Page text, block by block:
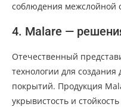
соблюдения межслойной
4. Malare —
Отечественный
технологии для
покрытий. Продукция
укрывистость и